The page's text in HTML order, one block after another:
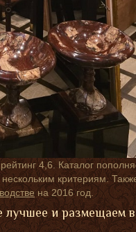
4,6. Каталог
критериям.
на 2016 год.
лучшее и размещаем